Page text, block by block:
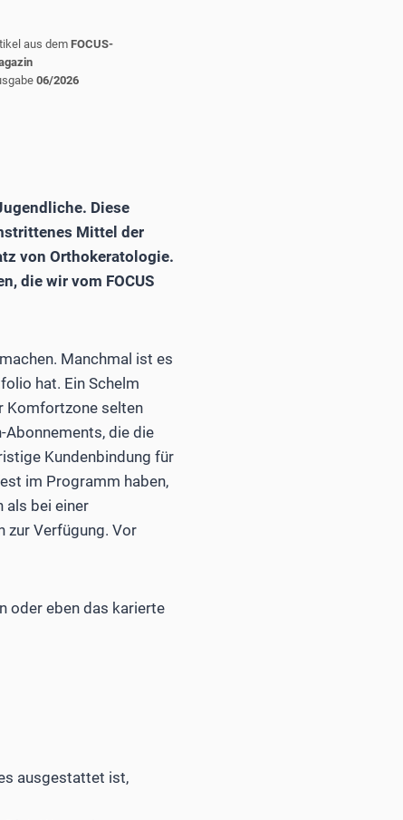
aus demFOCUS-
06/2026
Diese
Mittel der
von Orthokeratologie.
die wir vom FOCUS
Manchmal ist es
hat. Ein Schelm
Komfortzone selten
die die
Kundenbindung für
im Programm haben,
als bei einer
zur Verfügung. Vor
oder eben das karierte
ausgestattet ist,